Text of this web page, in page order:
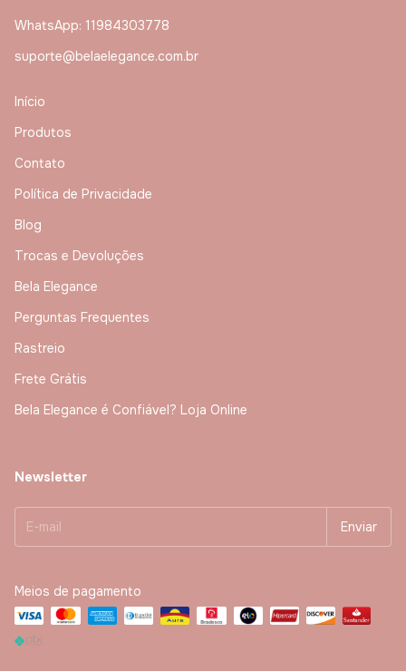
WhatsApp: 11984303778
suporte@belaelegance.com.br
Início
Produtos
Contato
Política de Privacidade
Blog
Trocas e Devoluções
Bela Elegance
Perguntas Frequentes
Rastreio
Frete Grátis
Bela Elegance é Confiável? Loja Online
Newsletter
Meios de pagamento